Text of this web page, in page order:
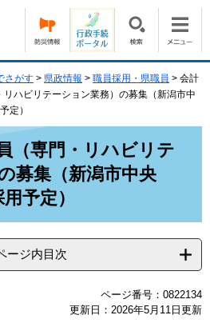
さがす > 県政情報 > 職員採用・県職員 > 会計
ハビリテーション業務）の募集（新潟市中
定）
（専門・リハビリテ
募集（新潟市中央
予定）
ージ内目次
ページ番号：0822134
更新日：2026年5月11日更新